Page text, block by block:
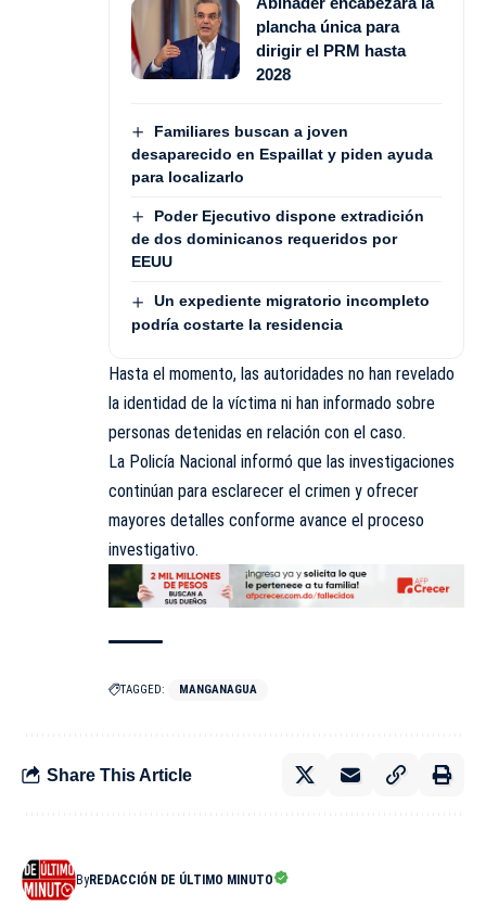
plancha única para
dirigir el PRM hasta
2028
Familiares buscan a joven
desaparecido en Espaillat y piden ayuda
para localizarlo
Poder Ejecutivo dispone extradición
de dos dominicanos requeridos por
EEUU
Un expediente migratorio incompleto
podría costarte la residencia
Hasta el momento, las autoridades no han revelado
la identidad de la víctima ni han informado sobre
personas detenidas en relación con el caso.
La Policía Nacional informó que las investigaciones
continúan para esclarecer el crimen y ofrecer
mayores detalles conforme avance el proceso
investigativo.
TAGGED: MANGANAGUA
Share This Article
ByREDACCIÓN DE ÚLTIMO MINUTO